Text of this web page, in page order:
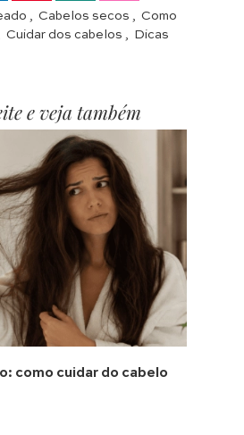
, Cabelos secos , Como
Cuidar dos cabelos ,
Dicas
e veja também
como cuidar do cabelo